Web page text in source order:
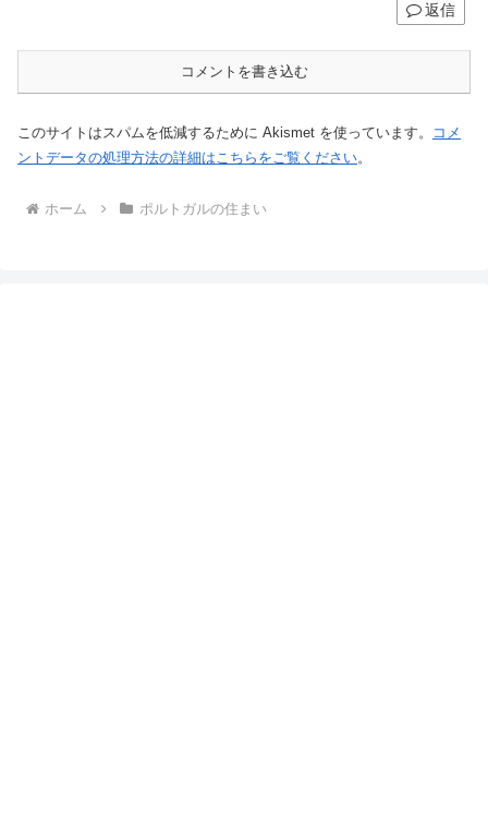
返信
コメントを書き込む
このサイトはスパムを低減するために Akismet を使っています。
コメ
ントデータの処理方法の詳細はこちらをご覧ください。
ホーム ポルトガルの住まい